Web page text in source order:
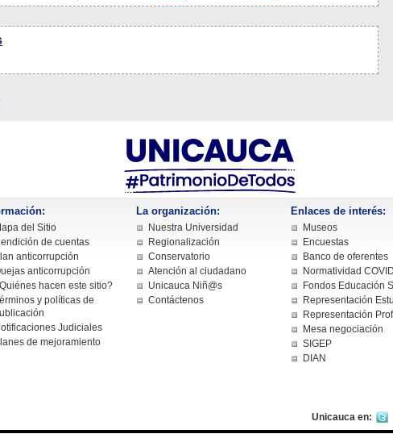
del Sitio
de cuentas
anticorrupción
anticorrupción
hacen este sitio?
y políticas de
Judiciales
de mejoramiento
La organización:
Nuestra Universidad
Regionalización
Conservatorio
Atención al ciudadano
Unicauca Niñ@s
Contáctenos
Enlaces de interés:
Museos
Encuestas
Banco de oferentes
Normatividad
Fondos Educación
Representación
Representación
Mesa negociación
SIGEP
DIAN
Unicauca en: